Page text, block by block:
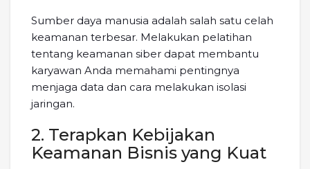
Sumber daya manusia adalah salah satu celah
keamanan terbesar. Melakukan pelatihan
tentang keamanan siber dapat membantu
karyawan Anda memahami pentingnya
menjaga data dan cara melakukan isolasi
jaringan.
2. Terapkan Kebijakan
Keamanan Bisnis yang Kuat